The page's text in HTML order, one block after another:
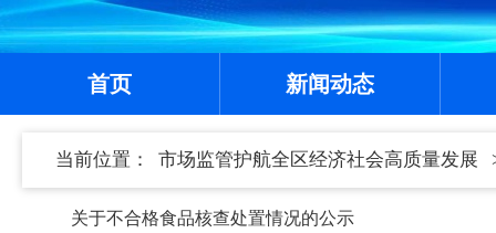
首页 新闻动态
当前位置： 市场监管护航全区经济社会高质量发展
关于不合格食品核查处置情况的公示